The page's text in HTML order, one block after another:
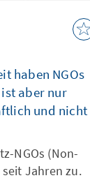
haben NGOs
aber nur
und nicht
NGOs (Non-
Jahren zu.